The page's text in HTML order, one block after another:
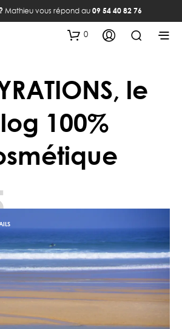
Mathieu vous répond au 09 54 40 82 76
0
le
100%